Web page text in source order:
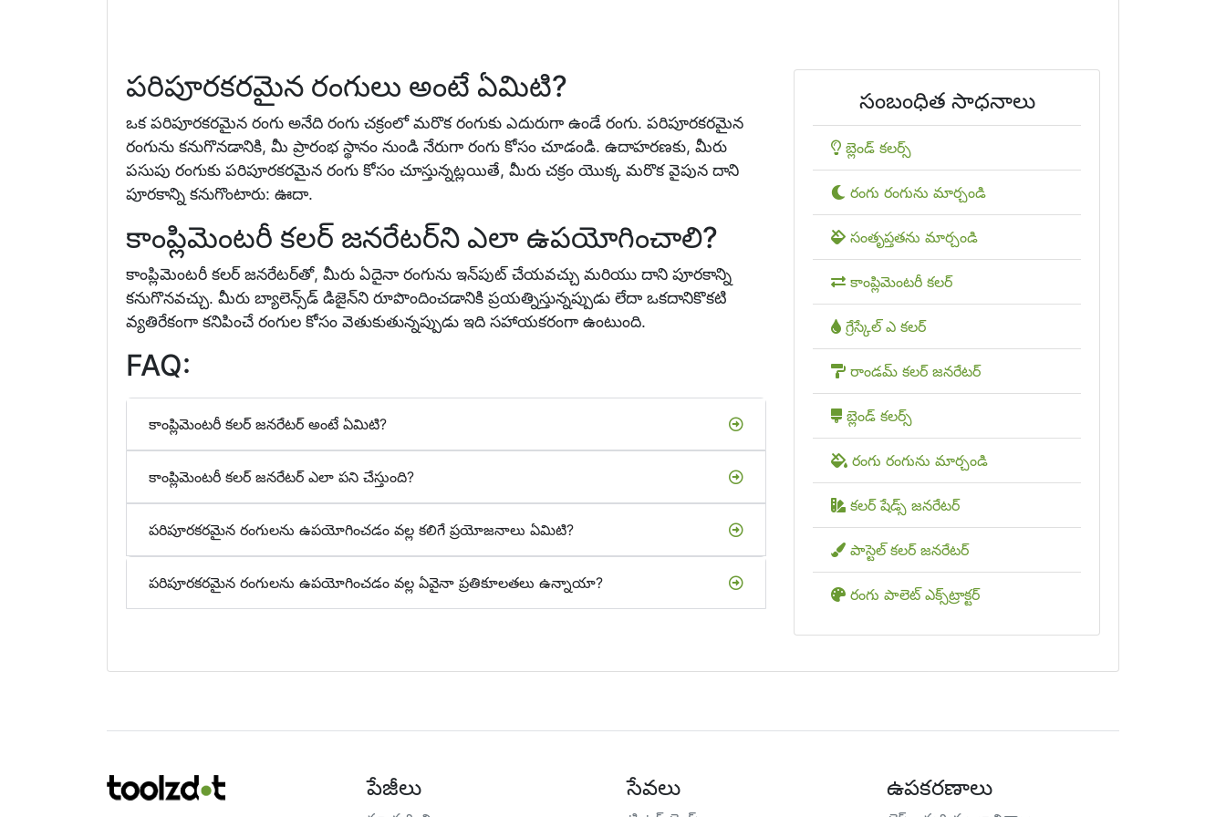
పరిపూరకరమైన రంగులు అంటే ఏమిటి?
ఒక పరిపూరకరమైన రంగు అనేది రంగు చక్రంలో మరొక రంగుకు ఎదురుగా ఉండే రంగు. పరిపూరకరమైన
రంగును కనుగొనడానికి, మీ ప్రారంభ స్థానం నుండి నేరుగా రంగు కోసం చూడండి. ఉదాహరణకు, మీరు
పసుపు రంగుకు పరిపూరకరమైన రంగు కోసం చూస్తున్నట్లయితే, మీరు చక్రం యొక్క మరొక వైపున దాని
పూరకాన్ని కనుగొంటారు: ఊదా.
కాంప్లిమెంటరీ కలర్ జనరేటర్‌ని ఎలా ఉపయోగించాలి?
కాంప్లిమెంటరీ కలర్ జనరేటర్‌తో, మీరు ఏదైనా రంగును ఇన్‌పుట్ చేయవచ్చు మరియు దాని పూరకాన్ని
కనుగొనవచ్చు. మీరు బ్యాలెన్స్‌డ్ డిజైన్‌ని రూపొందించడానికి ప్రయత్నిస్తున్నప్పుడు లేదా ఒకదానికొకటి
వ్యతిరేకంగా కనిపించే రంగుల కోసం వెతుకుతున్నప్పుడు ఇది సహాయకరంగా ఉంటుంది.
FAQ:
కాంప్లిమెంటరీ కలర్ జనరేటర్ అంటే ఏమిటి?
కాంప్లిమెంటరీ కలర్ జనరేటర్ ఎలా పని చేస్తుంది?
పరిపూరకరమైన రంగులను ఉపయోగించడం వల్ల కలిగే ప్రయోజనాలు ఏమిటి?
పరిపూరకరమైన రంగులను ఉపయోగించడం వల్ల ఏవైనా ప్రతికూలతలు ఉన్నాయా?
సంబంధిత సాధనాలు
బ్లెండ్ కలర్స్
రంగు రంగును మార్చండి
సంతృప్తతను మార్చండి
కాంప్లిమెంటరీ కలర్
గ్రేస్కేల్ ఎ కలర్
రాండమ్ కలర్ జనరేటర్
బ్లెండ్ కలర్స్
రంగు రంగును మార్చండి
కలర్ షేడ్స్ జనరేటర్
పాస్టెల్ కలర్ జనరేటర్
రంగు పాలెట్ ఎక్స్‌ట్రాక్టర్
పేజీలు సేవలు ఉపకరణాలు